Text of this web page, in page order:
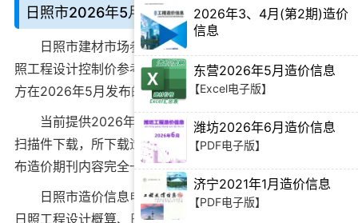
日照市2026年5月造价信息说明：
日照市建材市场参考价格期刊
照工程设计控制价参考，由日照市建设工程造价管理站官
方在2026年5月 发布的建筑材料价格信息。
当前提供2026年5月日照市工程造价信息PDF电子版
扫描件下载，所下载造价信息与日照市造价管理站官方发
布造价期刊内容完全一致。
日照市造价信息电子版可为
日照工程造价招标投标
日照工程设计概算、 日照建设施工图预算
2026年3、4月(第2期)造价
信息
东营2026年5月造价信息
【Excel电子版】
潍坊2026年6月造价信息
【PDF电子版】
济宁2021年1月造价信息
【PDF电子版】